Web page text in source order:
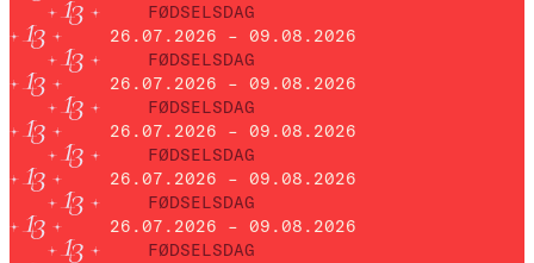
FØDSELSDAG
26.07.2026 – 09.08.2026
FØDSELSDAG
26.07.2026 – 09.08.2026
FØDSELSDAG
26.07.2026 – 09.08.2026
FØDSELSDAG
26.07.2026 – 09.08.2026
FØDSELSDAG
26.07.2026 – 09.08.2026
FØDSELSDAG